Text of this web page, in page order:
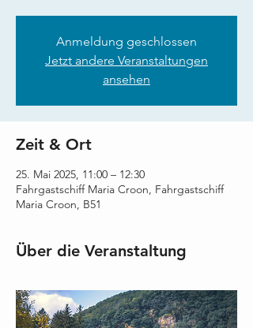
Anmeldung geschlossen
Jetzt andere Veranstaltungen
ansehen
Zeit & Ort
25. Mai 2025, 11:00 – 12:30
Fahrgastschiff Maria Croon, Fahrgastschiff
Maria Croon, B51
Über die Veranstaltung